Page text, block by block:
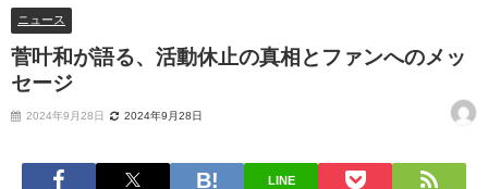
ニュース
菅叶和が語る、活動休止の真相とファンへのメッ
セージ
2024年9月28日 2024年9月28日
LINE